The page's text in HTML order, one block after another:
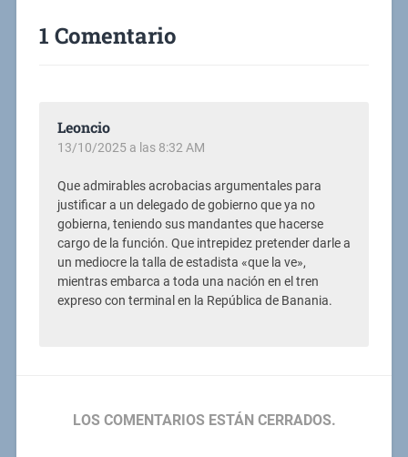
1 Comentario
Leoncio
13/10/2025 a las 8:32 AM
Que admirables acrobacias argumentales para
justificar a un delegado de gobierno que ya no
gobierna, teniendo sus mandantes que hacerse
cargo de la función. Que intrepidez pretender darle a
un mediocre la talla de estadista «que la ve»,
mientras embarca a toda una nación en el tren
expreso con terminal en la República de Banania.
LOS COMENTARIOS ESTÁN CERRADOS.